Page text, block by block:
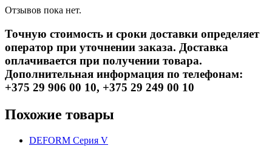
Отзывов пока нет.
Точную стоимость и сроки доставки определяет
оператор при уточнении заказа. Доставка
оплачивается при получении товара.
Дополнительная информация по телефонам:
+375 29 906 00 10, +375 29 249 00 10
Похожие товары
DEFORM Серия V